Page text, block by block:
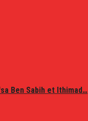
Ben Sabih et Ithimad…